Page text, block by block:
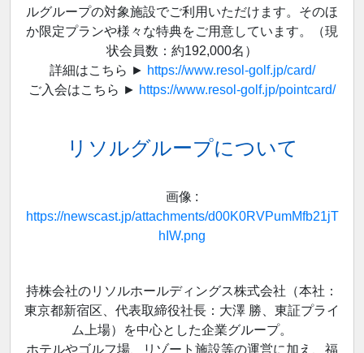
ルグループの対象施設でご利用いただけます。そのほ
か限定プランや様々な特典をご用意しています。（現
状会員数：約192,000名）
詳細はこちら ► https://www.resol-golf.jp/card/
ご入会はこちら ► https://www.resol-golf.jp/pointcard/
リソルグループについて
画像 :
https://newscast.jp/attachments/d00K0RVPumMfb21jT
hIW.png
持株会社のリソルホールディングス株式会社（本社：
東京都新宿区、代表取締役社長：大澤 勝、東証プライ
ム上場）を中心とした企業グループ。
ホテルやゴルフ場、リゾート施設等の運営に加え、福